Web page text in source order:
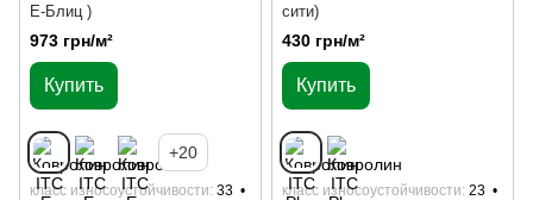
Е-Блиц )
973 грн/м²
Купить
+20
класс износоустойчивости 33
сити)
430 грн/м²
Купить
класс износоустойчивости 23